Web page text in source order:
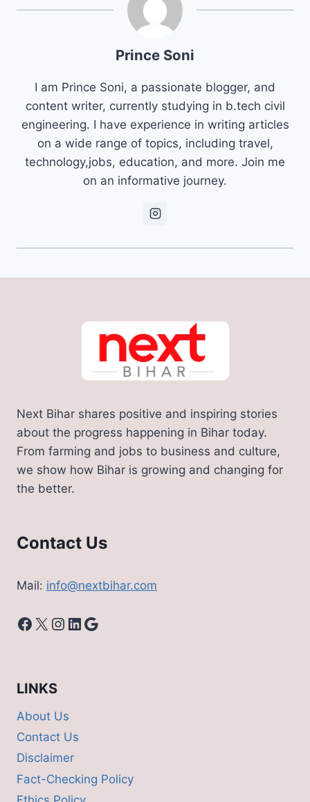
Prince Soni
I am Prince Soni, a passionate blogger, and
content writer, currently studying in b.tech civil
engineering. I have experience in writing articles
on a wide range of topics, including travel,
technology,jobs, education, and more. Join me
on an informative journey.
Next Bihar shares positive and inspiring stories
about the progress happening in Bihar today.
From farming and jobs to business and culture,
we show how Bihar is growing and changing for
the better.
Contact Us
Mail: info@nextbihar.com
Facebook
X Instagram
LinkedIn
Google
LINKS
About Us
Contact Us
Disclaimer
Fact-Checking Policy